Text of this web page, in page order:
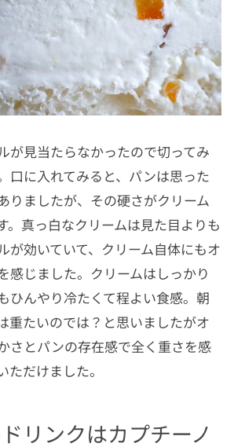
が見当たらなかったので切ってみ
口に入れてみると、パンは思った
りましたが、その硬さがクリーム
。真っ白なクリームは見た目よりも
が効いていて、クリーム自体にもオ
感じました。クリームはしっかり
ひんやり冷たくて程よい食感。朝
重たいのでは？と思いましたがオ
さとパンの存在感で全く重さを感
ただけました。
リンクはカプチーノ